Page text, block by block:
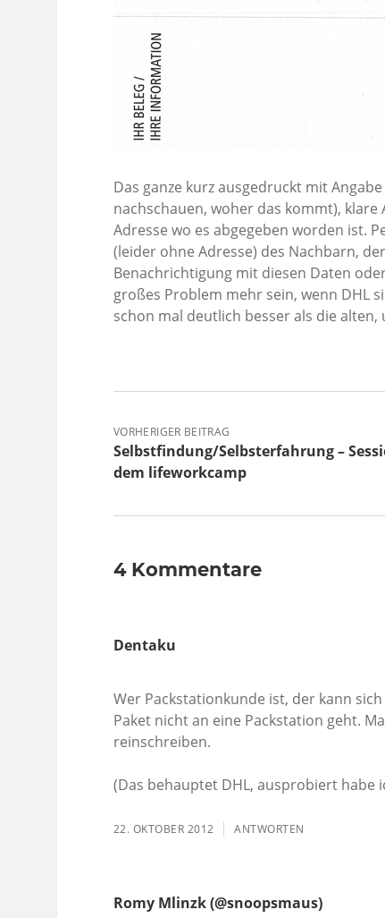
Das ganze kurz ausgedruckt mit
nachschauen, woher das kommt),
Adresse wo es abgegeben worden ist.
(leider ohne Adresse) des Nachbarn,
Benachrichtigung mit diesen Daten
großes Problem mehr sein, wenn DHL
schon mal deutlich besser als die alten,
VORHERIGER BEITRAG
Selbstfindung/Selbsterfahrung –
dem lifeworkcamp
4 Kommentare
Dentaku
Wer Packstationkunde ist, der kann
Paket nicht an eine Packstation geht.
reinschreiben.
(Das behauptet DHL, ausprobiert habe
22. OKTOBER 2012 ANTWORTEN
Romy Mlinzk (@snoopsmaus)